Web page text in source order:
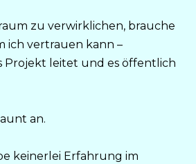
zu verwirklichen, brauche
ich vertrauen kann –
Projekt leitet und es öffentlich
an.
keinerlei Erfahrung im